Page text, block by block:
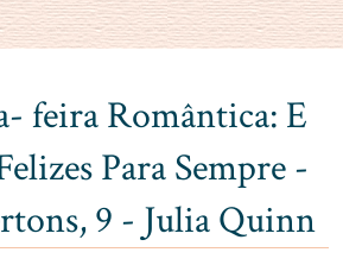
feira Romântica: E
Para Sempre -
9 - Julia Quinn